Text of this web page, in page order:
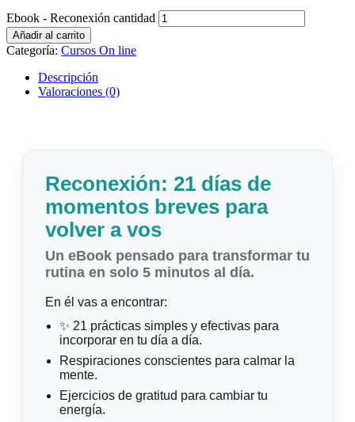
Ebook - Reconexión cantidad
Añadir al carrito
Categoría: Cursos On line
Descripción
Valoraciones (0)
Reconexión: 21 días de
momentos breves para
volver a vos
Un eBook pensado para transformar tu
rutina en solo 5 minutos al día.
En él vas a encontrar:
✨ 21 prácticas simples y efectivas para
incorporar en tu día a día.
Respiraciones conscientes para calmar la
mente.
Ejercicios de gratitud para cambiar tu
energía.